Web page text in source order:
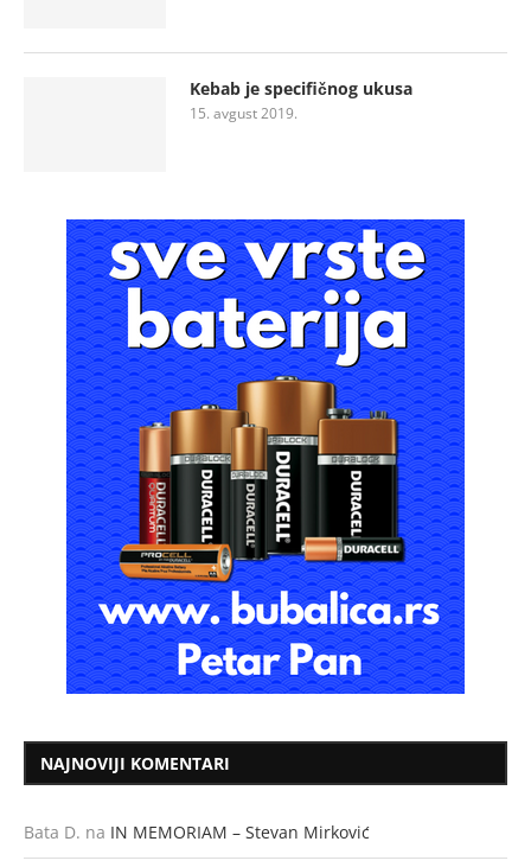
Kebab je specifičnog ukusa
15. avgust 2019.
NAJNOVIJI KOMENTARI
Bata D. na IN MEMORIAM – Stevan Mirković